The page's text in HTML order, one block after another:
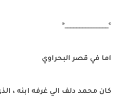
®_______________®
اما في قصر البحراوي
كان محمد دلف الي غرفه ابنه ،